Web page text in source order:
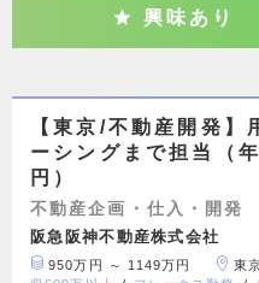
興味あり
【東京/不動産開発】
ーシングまで担当（
円）
不動産企画・仕入・開発
阪急阪神不動産株式会社
950万円 ～ 1149万円 東